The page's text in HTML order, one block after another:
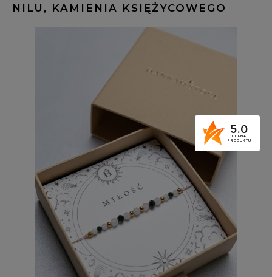
NILU, KAMIENIA KSIĘŻYCOWEGO
5.0
OCENA
PRODUKTU